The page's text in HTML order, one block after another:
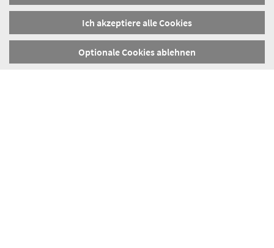
Ich akzeptiere alle Cookies
Optionale Cookies ablehnen